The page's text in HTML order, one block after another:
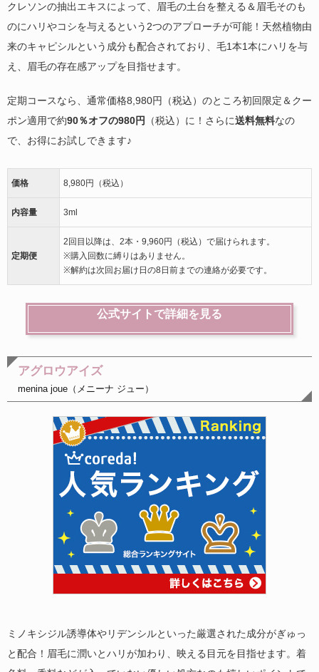
クレソンの抽出エキスによって、眉毛の土台を整える＆眉毛そのも
のにハリやコシを与えるという2つのアプローチが可能！天然植物由
来のキャピシルという成分も配合されており、毛1本1本にハリを与
え、眉毛の存在感アップを目指せます。
定期コースなら、通常価格8,980円（税込）のところ初回限定＆クー
ポン適用で約90％オフの980円 （税込）に！さらに送料無料なの
で、お得にお試しできます♪
価格 8,980円（税込）
内容量 3ml
定期便
2回目以降は、2本・9,960円（税込）で届けられます。
※購入回数に縛りはありません。
※解約は次回お届け日の8日前までの連絡が必要です。
公式サイトで詳細を見る
アグロウアイズ
menina joue（メニーナ ジュー）
ミノキシジル誘導体やリデンシルといった厳選された成分がぎゅっ
と配合！眉毛に潤いとハリが加わり、映える目元を目指せます。着